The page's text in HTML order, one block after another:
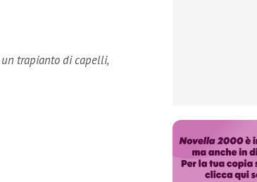
trapianto di capelli,